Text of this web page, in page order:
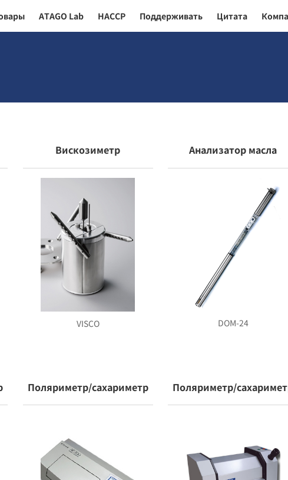
ATAGO Lab HACCP Поддерживать Цитата
Вискозиметр
VISCO
Анализатор масла
DOM-24
Поляриметр/сахариметр Поляриметр/